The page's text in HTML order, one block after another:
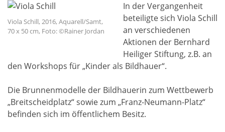
Viola Schill, 2016, Aquarell/Samt,
70 x 50 cm, Foto: ©Rainer Jordan
In der Vergangenheit
beteiligte sich Viola Schill
an verschiedenen
Aktionen der Bernhard
Heiliger Stiftung, z.B. an
den Workshops für „Kinder als Bildhauer“.
Die Brunnenmodelle der Bildhauerin zum Wettbewerb
„Breitscheidplatz“ sowie zum „Franz-Neumann-Platz“
befinden sich im öffentlichem Besitz.